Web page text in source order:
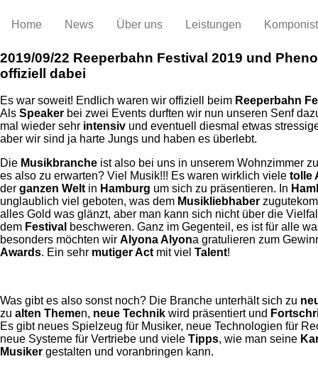
Home News Über uns Leistungen
2019/09/22 Reeperbahn Festival 2019 und
offiziell dabei
Es war soweit! Endlich waren wir offiziell beim Reeperbahn
Als Speaker bei zwei Events durften wir nun unseren Senf
mal wieder sehr intensiv und eventuell diesmal etwas
aber wir sind ja harte Jungs und haben es überlebt.
Die Musikbranche ist also bei uns in unserem Wohnzimmer
es also zu erwarten? Viel Musik!!! Es waren wirklich viele tolle
der ganzen Weltin Hamburg um sich zu präsentieren. In
unglaublich viel geboten, was dem Musikliebhaber
alles Gold was glänzt, aber man kann sich nicht über die
dem Festival beschweren. Ganz im Gegenteil, es ist für alle
besonders möchten wir Alyona Alyona gratulieren zum
Awards. Ein sehr mutiger Actmit viel Talent!
Was gibt es also sonst noch? Die Branche unterhält sich zu
zu alten Themen, neue Technik wird präsentiert und
Es gibt neues Spielzeug für Musiker, neue Technologien für
neue Systeme für Vertriebe und viele Tipps, wie man seine
Musiker gestalten und voranbringen kann.